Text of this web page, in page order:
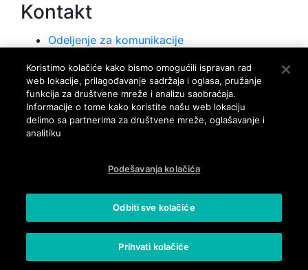
Kontakt
Odeljenje za komunikacije
Služba za odnose sa javnošću
Kontaktirajte nas
Korisnički servis
Poslovi
Politika privatnosti
Koristimo kolačiće kako bismo omogućili ispravan rad
web lokacije, prilagođavanje sadržaja i oglasa, pružanje
funkcija za društvene mreže i analizu saobraćaja.
Informacije o tome kako koristite našu web lokaciju
delimo sa partnerima za društvene mreže, oglašavanje i
analitiku
Podešavanja kolačića
Odbiti sve kolačiće
Prihvati kolačiće